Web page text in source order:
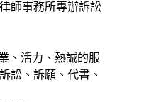
師事務所專辦訴訟
、活力、熱誠的服
訟、訴願、代書、